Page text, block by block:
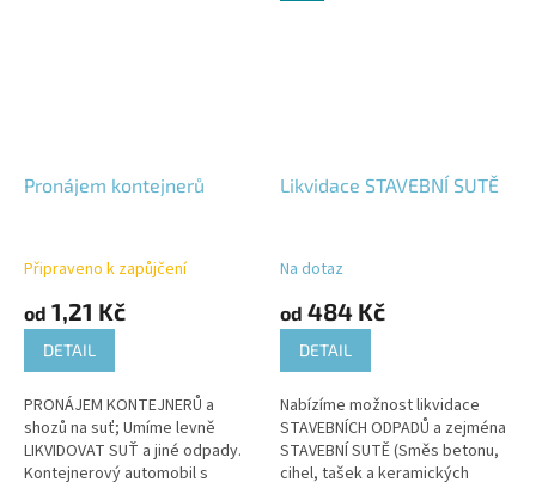
Pronájem kontejnerů
Připraveno k zapůjčení
od 1,21 Kč
DETAIL
PRONÁJEM KONTEJNERŮ a
shozů na suť; Umíme levně
LIKVIDOVAT SUŤ a jiné odpady.
Kontejnerový automobil s
Likvidace STAVEBNÍ SUTĚ
Na dotaz
od 484 Kč
DETAIL
Nabízíme možnost likvidace
STAVEBNÍCH ODPADŮ a zejména
STAVEBNÍ SUTĚ (Směs betonu,
cihel, tašek a keramických